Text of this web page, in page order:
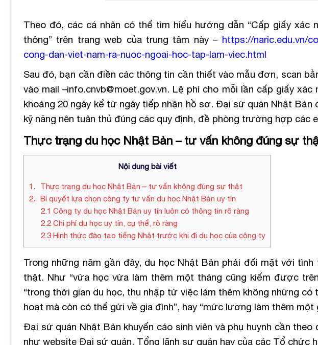
Theo đó, các cá nhân có thể tìm hiểu hướng dẫn “Cấp giấy xác
thông” trên trang web của trung tâm này – https://naric.edu.vn/
cong-dan-viet-nam-ra-nuoc-ngoai-hoc-tap-lam-viec.html
Sau đó, bạn cần điền các thông tin cần thiết vào mẫu đơn, scan
vào mail –info.cnvb@moet.gov.vn. Lệ phí cho mỗi lần cấp giấy xác
khoảng 20 ngày kể từ ngày tiếp nhận hồ sơ. Đại sứ quán Nhật Bản
kỹ năng nên tuân thủ đúng các quy định, đề phòng trường hợp các
Thực trạng du học Nhật Bản – tư vấn không đúng sự
Nội dung bài viết
1
Thực trạng du học Nhật Bản – tư vấn không đúng sự thật
2
Bí quyết lựa chọn công ty tư vấn du học Nhật Bản uy tín
2.1 Công ty du học Nhật Bản uy tín luôn có thông tin rõ ràng
2.2Chi phí du học uy tín, cụ thể, rõ ràng
2.3Hình thức đào tạo tiếng Nhật trước khi đi du học của công ty
Trong những năm gần đây, du học Nhật Bản phải đối mặt với
thật. Như “vừa học vừa làm thêm một tháng cũng kiếm được
“trong thời gian du học, thu nhập từ việc làm thêm không những
hoạt mà còn có thể gửi về gia đình”, hay “mức lương làm thêm một
Đại sứ quán Nhật Bản khuyến cáo sinh viên và phụ huynh cần
như website Đại sứ quán, Tổng lãnh sự quán hay của các Tổ chức